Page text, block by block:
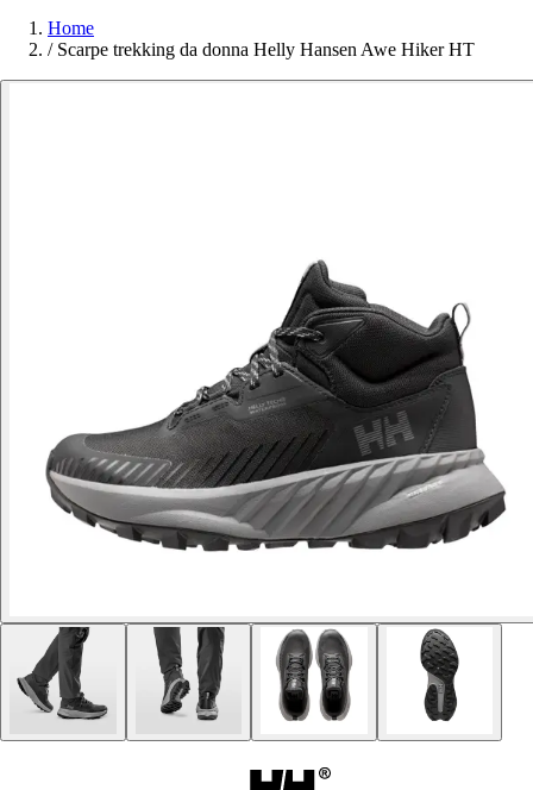
Home
/ Scarpe trekking da donna Helly Hansen Awe Hiker HT